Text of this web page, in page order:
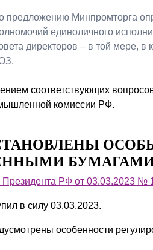
предложению Минпромторга
единоличного
директоров – в той мере, в
соответствующих
комиссии РФ.
Президента РФ от 03.03.2023 №
в силу 03.03.2023.
особенности